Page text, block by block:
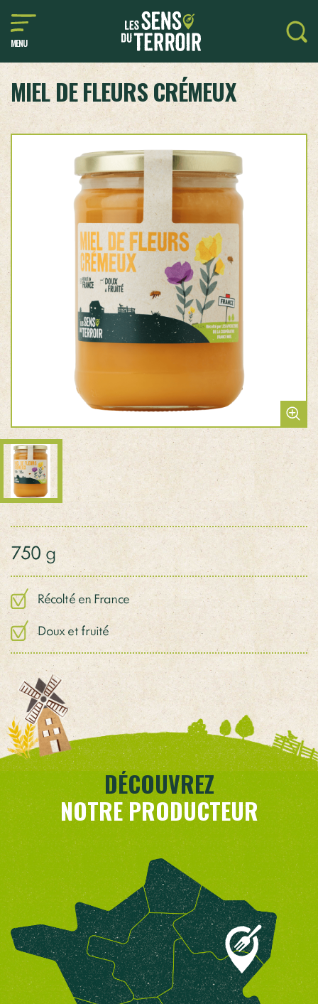
MENU
MIEL DE FLEURS CRÉMEUX
750 g
Récolté en France
Doux et fruité
DÉCOUVREZ
NOTRE PRODUCTEUR